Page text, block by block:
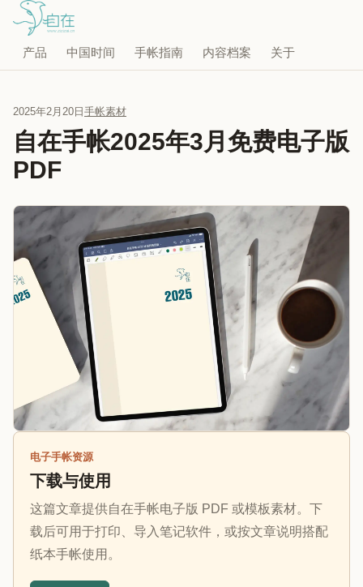
产品 中国时间 手帐指南 内容档案 关于
2025年2月20日 手帐素材
自在手帐2025年3月免费电子版
PDF
电子手帐资源
下载与使用
这篇文章提供自在手帐电子版 PDF 或模板素材。下
载后可用于打印、导入笔记软件，或按文章说明搭配
纸本手帐使用。